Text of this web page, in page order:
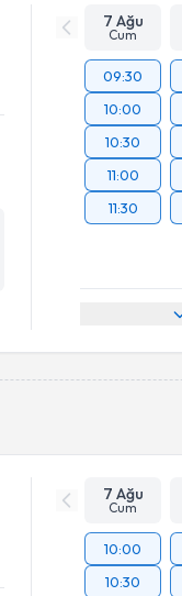
7 Ağu
Cum
09:30
10:00
10:30
11:00
11:30
7 Ağu
Cum
10:00
10:30